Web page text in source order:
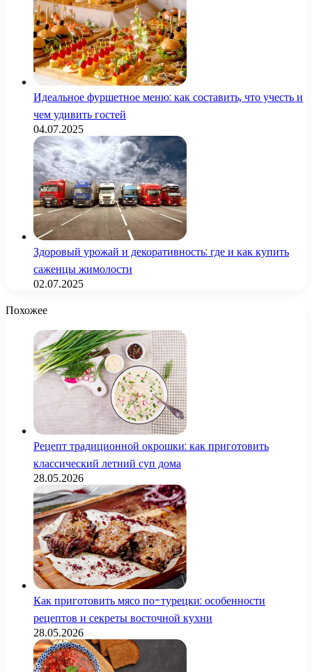
Идеальное фуршетное меню: как составить, что учесть и
чем удивить гостей
04.07.2025
Здоровый урожай и декоративность: где и как купить
саженцы жимолости
02.07.2025
Похожее
Рецепт традиционной окрошки: как приготовить
классический летний суп дома
28.05.2026
Как приготовить мясо по-турецки: особенности
рецептов и секреты восточной кухни
28.05.2026